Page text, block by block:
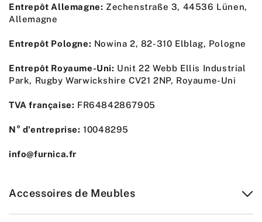
Entrepôt Allemagne: Zechenstraße 3, 44536 Lünen,
Allemagne
Entrepôt Pologne: Nowina 2, 82-310 Elblag, Pologne
Entrepôt Royaume-Uni: Unit 22 Webb Ellis Industrial
Park, Rugby Warwickshire CV21 2NP, Royaume-Uni
TVA française: FR64842867905
N° d'entreprise: 10048295
info@furnica.fr
Accessoires de Meubles